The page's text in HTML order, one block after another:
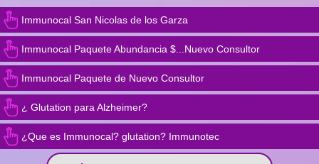
Immunocal San Nicolas de los Garza
Immunocal Paquete Abundancia $...Nuevo Consultor
Immunocal Paquete de Nuevo Consultor
¿ Glutation para Alzheimer?
¿Que es Immunocal? glutation? Immunotec